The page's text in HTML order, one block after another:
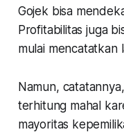
Gojek bisa
Profitabilitas juga
mulai mencatatkan
Namun,
terhitung mahal
mayoritas